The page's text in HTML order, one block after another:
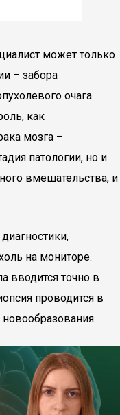
может только
– забора
очага.
как
мозга –
патологии, но и
вмешательства, и
на мониторе.
вводится точно в
проводится в